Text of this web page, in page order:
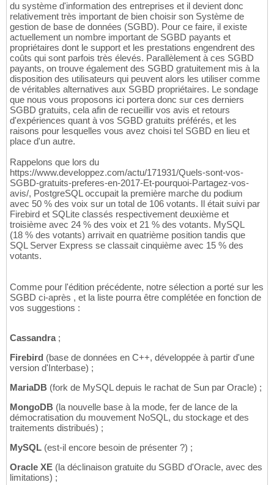
du système d'information des entreprises et il devient donc
relativement très important de bien choisir son Système de
gestion de base de données (SGBD). Pour ce faire, il existe
actuellement un nombre important de SGBD payants et
propriétaires dont le support et les prestations engendrent des
coûts qui sont parfois très élevés. Parallèlement à ces SGBD
payants, on trouve également des SGBD gratuitement mis à la
disposition des utilisateurs qui peuvent alors les utiliser comme
de véritables alternatives aux SGBD propriétaires. Le sondage
que nous vous proposons ici portera donc sur ces derniers
SGBD gratuits, cela afin de recueillir vos avis et retours
d'expériences quant à vos SGBD gratuits préférés, et les
raisons pour lesquelles vous avez choisi tel SGBD en lieu et
place d'un autre.
Rappelons que lors du
https://www.developpez.com/actu/171931/Quels-sont-vos-
SGBD-gratuits-preferes-en-2017-Et-pourquoi-Partagez-vos-
avis/, PostgreSQL occupait la première marche du podium
avec 50 % des voix sur un total de 106 votants. Il était suivi par
Firebird et SQLite classés respectivement deuxième et
troisième avec 24 % des voix et 21 % des votants. MySQL
(18 % des votants) arrivait en quatrième position tandis que
SQL Server Express se classait cinquième avec 15 % des
votants.
Comme pour l'édition précédente, notre sélection a porté sur les
SGBD ci-après , et la liste pourra être complétée en fonction de
vos suggestions :
Cassandra;
Firebird (base de données en C++, développée à partir d'une
version d'Interbase) ;
MariaDB (fork de MySQL depuis le rachat de Sun par Oracle) ;
MongoDB (la nouvelle base à la mode, fer de lance de la
démocratisation du mouvement NoSQL, du stockage et des
traitements distribués) ;
MySQL (est-il encore besoin de présenter ?) ;
Oracle XE (la déclinaison gratuite du SGBD d'Oracle, avec des
limitations) ;